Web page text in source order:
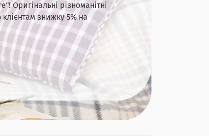
Оригінальні різноманітні
знижку 5% на